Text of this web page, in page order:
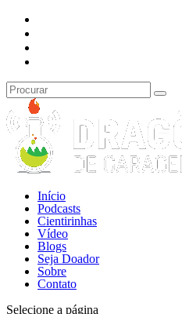
Início
Podcasts
Cientirinhas
Vídeo
Blogs
Seja Doador
Sobre
Contato
Selecione a página